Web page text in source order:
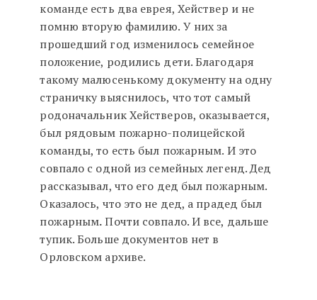
команде есть два еврея, Хействер и не
помню вторую фамилию. У них за
прошедший год изменилось семейное
положение, родились дети. Благодаря
такому малюсенькому документу на одну
страничку выяснилось, что тот самый
родоначальник Хействеров, оказывается,
был рядовым пожарно-полицейской
команды, то есть был пожарным. И это
совпало с одной из семейных легенд. Дед
рассказывал, что его дед был пожарным.
Оказалось, что это не дед, а прадед был
пожарным.Почти совпало. И все, дальше
тупик. Больше документов нет в
Орловском архиве.